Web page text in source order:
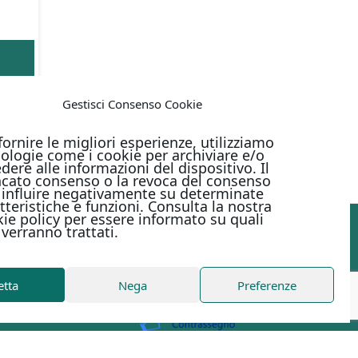
Gestisci Consenso Cookie
le migliori esperienze, utilizziamo
come i cookie per archiviare e/o
alle informazioni del dispositivo. Il
consenso o la revoca del consenso
negativamente su determinate
e funzioni. Consulta la nostra
policy per essere informato su quali
trattati.
Nega Preferenze
PAGAMENTI ONLINE CON